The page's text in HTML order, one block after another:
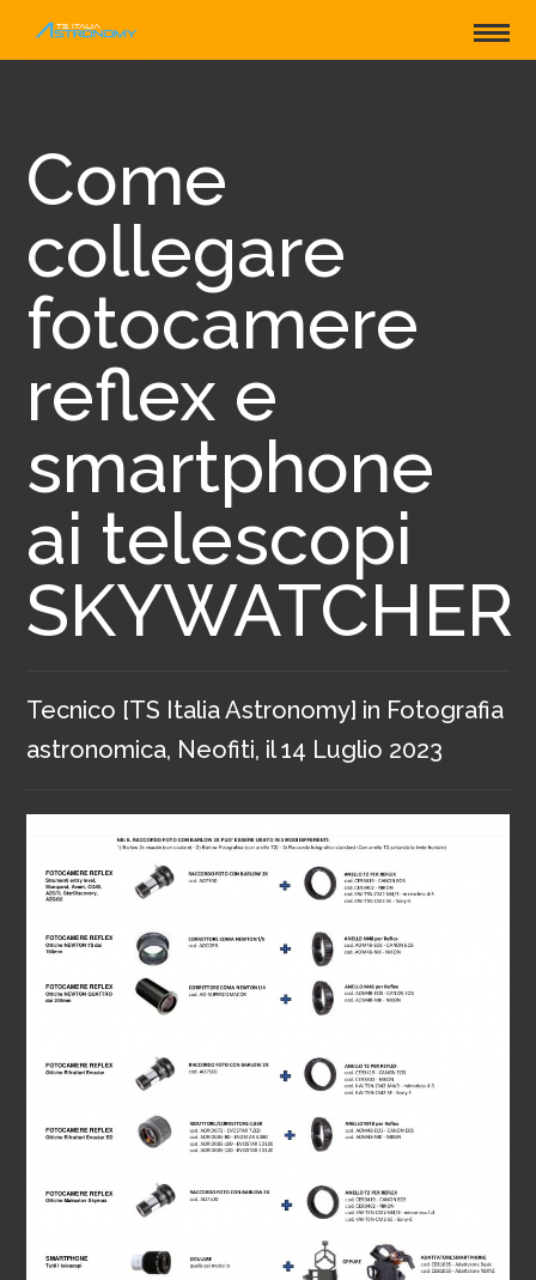
Come
collegare
fotocamere
reflex e
smartphone
ai telescopi
SKYWATCHER
Tecnico [TS Italia Astronomy] in Fotografia
astronomica, Neofiti, il14 Luglio 2023